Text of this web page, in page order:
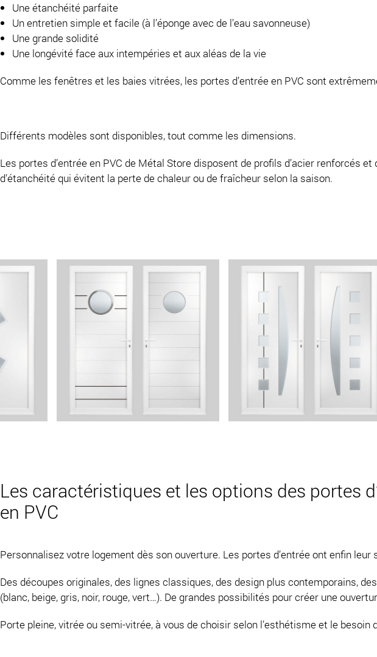
Une étanchéité parfaite
Un entretien simple et facile (à l’éponge avec de l’eau savonneuse)
Une grande solidité
Une longévité face aux intempéries et aux aléas de la vie
Comme les fenêtres et les baies vitrées, les portes d’entrée en PVC sont
Différents modèles sont disponibles, tout comme les dimensions.
Les portes d’entrée en PVC de Métal Store disposent de profils d’acier renforcés et
d’étanchéité qui évitent la perte de chaleur ou de fraîcheur selon la saison.
Les caractéristiques et les options des portes
en PVC
Personnalisez votre logement dès son ouverture. Les portes d’entrée ont enfin leur
Des découpes originales, des lignes classiques, des design plus contemporains,
(blanc, beige, gris, noir, rouge, vert…). De grandes possibilités pour créer une
Porte pleine, vitrée ou semi-vitrée, à vous de choisir selon l’esthétisme et le besoin